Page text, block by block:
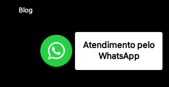
Blog
Atendimento pelo
WhatsApp